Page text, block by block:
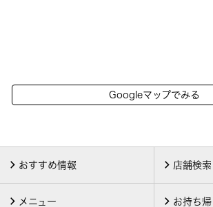
Googleマップでみる
おすすめ情報 店舗検索
メニュー お持ち